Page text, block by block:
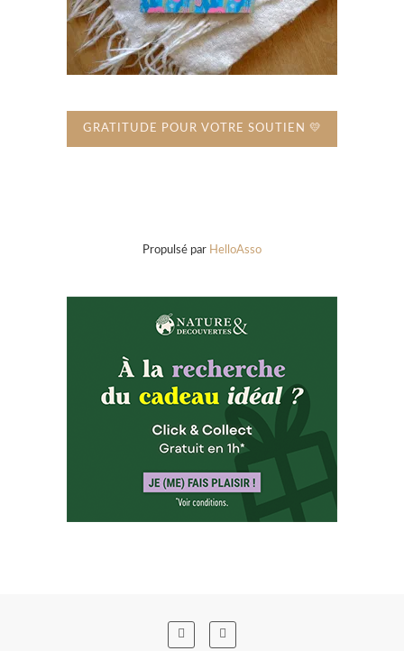
GRATITUDE POUR VOTRE SOUTIEN 💛
Propulsé par HelloAsso